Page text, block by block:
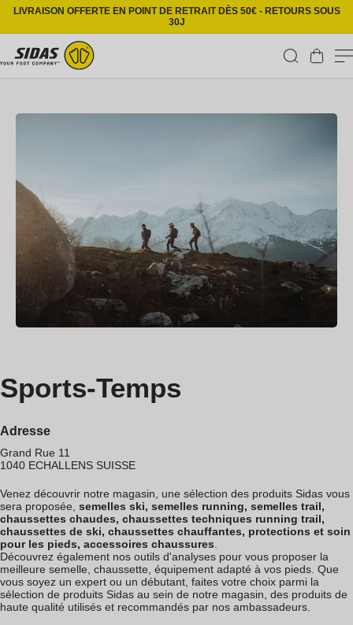
Ignorer et passer au contenu
LIVRAISON OFFERTE EN POINT DE RETRAIT DÈS 50€ - RETOURS SOUS
30J
Panier
Sports-Temps
Adresse
Grand Rue 11
1040 ECHALLENS SUISSE
Venez découvrir notre magasin, une sélection des produits Sidas vous
sera proposée, semelles ski, semelles running, semelles trail,
chaussettes chaudes, chaussettes techniques running trail,
chaussettes de ski, chaussettes chauffantes, protections et soin
pour les pieds, accessoires chaussures.
Découvrez également nos outils d'analyses pour vous proposer la
meilleure semelle, chaussette, équipement adapté à vos pieds. Que
vous soyez un expert ou un débutant, faites votre choix parmi la
sélection de produits Sidas au sein de notre magasin, des produits de
haute qualité utilisés et recommandés par nos ambassadeurs.